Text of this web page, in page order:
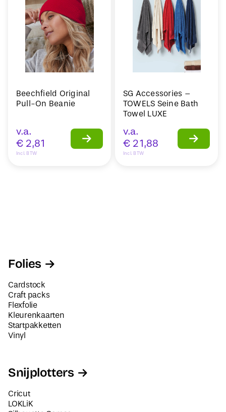
Beechfield Original
Pull-On Beanie
v.a.
€ 2,81
Incl. BTW
SG Accessories –
TOWELS Seine Bath
Towel LUXE
v.a.
€ 21,88
Incl. BTW
Folies
Cardstock
Craft packs
Flexfolie
Kleurenkaarten
Startpakketten
Vinyl
Snijplotters
Cricut
LOKLiK